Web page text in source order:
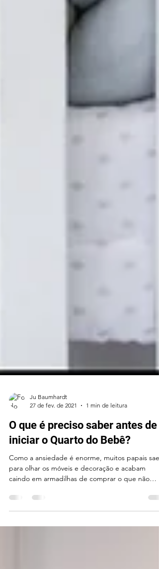
Ju Baumhardt
27 de fev. de 2021
1 min de leitura
O que é preciso saber antes de
iniciar o Quarto do Bebê?
Como a ansiedade é enorme, muitos papais
caindo em armadilhas de comprar o que não
precisa...